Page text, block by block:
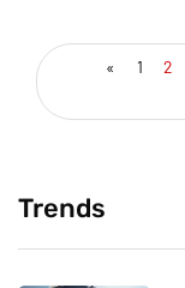
« 1 2
Trends